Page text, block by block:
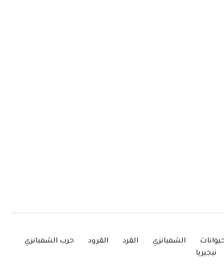
الشمبانزي القرد القرود
حرب الشمبانزي
نيجيريا